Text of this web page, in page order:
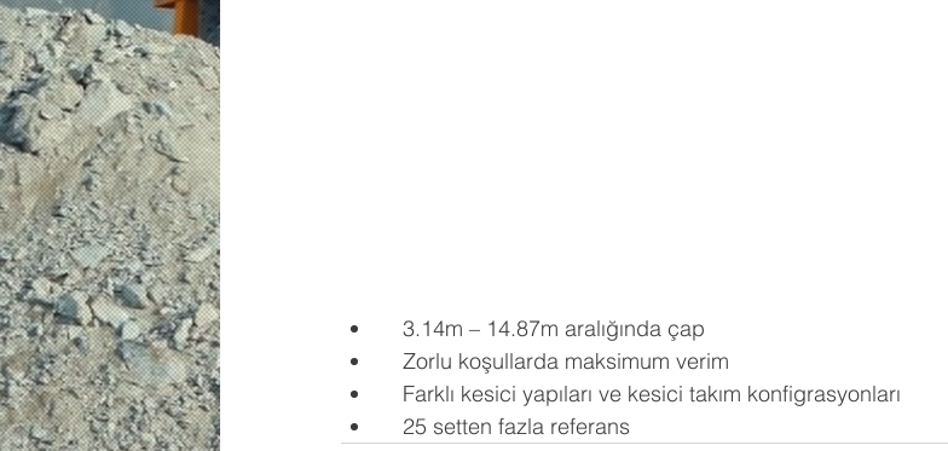
   3.14m – 14.87m aralığında çap
   Zorlu koşullarda maksimum verim
   Farklı kesici yapıları ve kesici takım konfigrasyonları
   25 setten fazla referans